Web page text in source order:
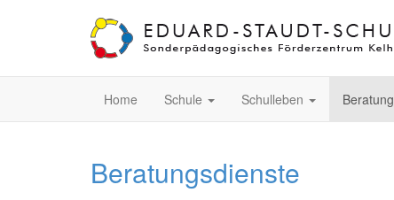
Home Schule Schulleben Beratung
Beratungsdienste